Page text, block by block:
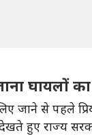
घायलों
जाने से पहले
देखते हुए राज्य